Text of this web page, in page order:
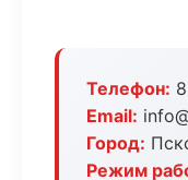
Телефон:
Email:
Город:
Режим